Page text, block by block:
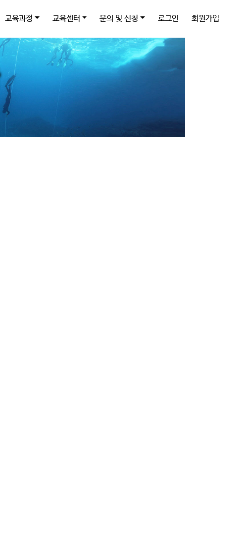
교육과정 교육센터 문의 및 신청 로그인 회원가입